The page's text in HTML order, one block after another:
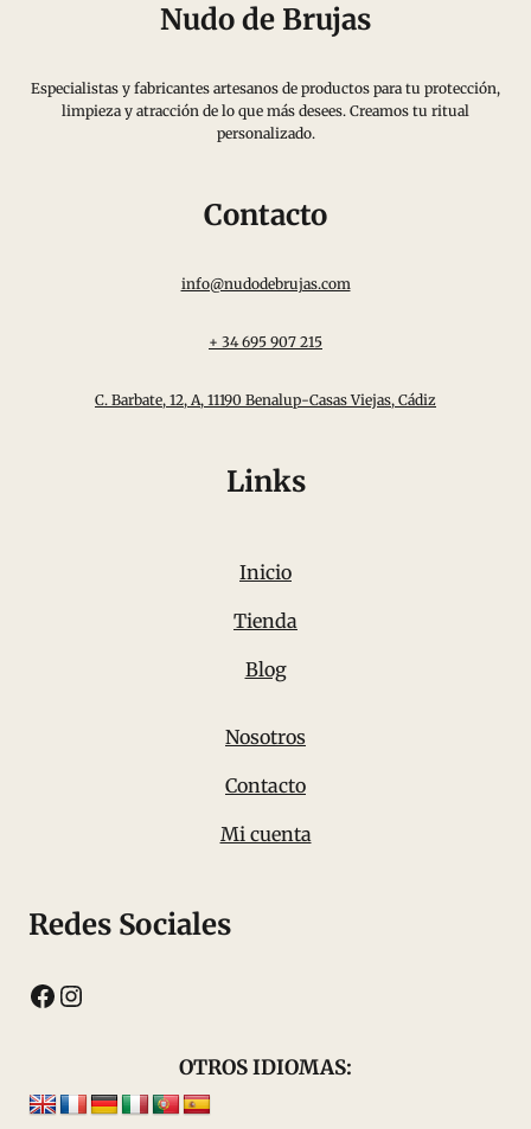
Nudo de Brujas
Especialistas y fabricantes artesanos de productos para tu protección,
limpieza y atracción de lo que más desees. Creamos tu ritual
personalizado.
Contacto
info@nudodebrujas.com
+ 34 695 907 215
C. Barbate, 12, A, 11190 Benalup-Casas Viejas, Cádiz
Links
Inicio
Tienda
Blog
Nosotros
Contacto
Mi cuenta
Redes Sociales
Facebook
Instagram
OTROS IDIOMAS: